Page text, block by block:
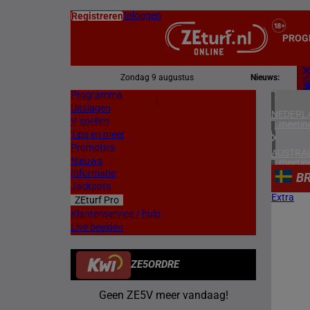
RegistrerenInloggen
Zondag 9 augustus Nieuws:
Programma
Uitslagen
V-spellen
Tips en meer
Promoties
Nieuws
Informatie
Jackpots
ZEturf Pro
Klantenservice / hulp
Live beelden
ZE5ORDRE
Geen ZE5V meer vandaag!
1
1
1
Extra